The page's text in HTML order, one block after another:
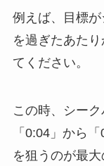
例えば、目標
を過ぎたあた
てください。
この時、シー
「0:04」から
を狙うのが最大